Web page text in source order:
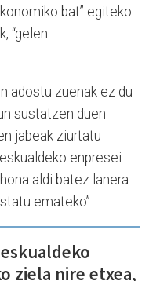
bat” egiteko
“gelen
adostu zuenak ez du
sustatzen duen
jabeak ziurtatu
enpresei
aldi batez lanera
emateko”.
ziela nire etxea,